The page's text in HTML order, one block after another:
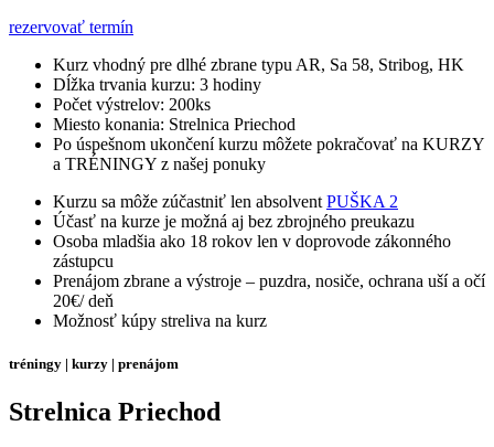
rezervovať termín
Kurz vhodný pre dlhé zbrane typu AR, Sa 58, Stribog, HK
Dĺžka trvania kurzu: 3 hodiny
Počet výstrelov: 200ks
Miesto konania: Strelnica Priechod
Po úspešnom ukončení kurzu môžete pokračovať na KURZY
a TRÉNINGY z našej ponuky
Kurzu sa môže zúčastniť len absolvent PUŠKA 2
Účasť na kurze je možná aj bez zbrojného preukazu
Osoba mladšia ako 18 rokov len v doprovode zákonného
zástupcu
Prenájom zbrane a výstroje – puzdra, nosiče, ochrana uší a očí
20€/ deň
Možnosť kúpy streliva na kurz
tréningy | kurzy | prenájom
Strelnica Priechod